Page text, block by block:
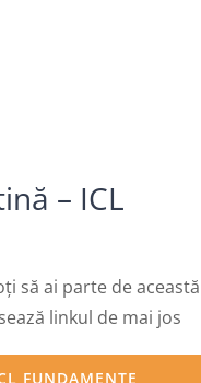
– ICL
să ai parte de
linkul de mai jos
FUNDAMENTE